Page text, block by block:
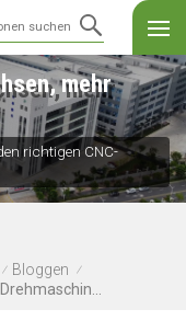
mehr
richtigen CNC-
/ Bloggen /